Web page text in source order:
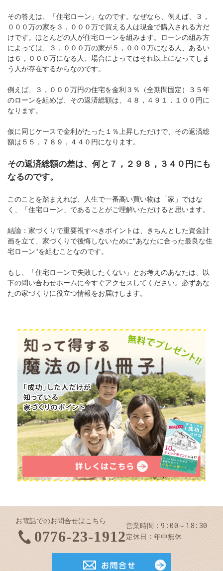
その答えは、「住宅ローン」なのです。なぜなら、例えば、３，
０００万の家を３，０００万で買える人は現金で購入される方だ
けです。ほとんどの人が住宅ローンを組みます。ローンの組み方
によっては、３，０００万の家が５，０００万になる人、あるい
は６，０００万になる人、場合によってはそれ以上になってしま
う人が存在するからなのです。
例えば、３，０００万円の住宅を金利３％（全期間固定）３５年
のローンを組めば、その返済総額は、４８，４９１，１００円に
なります。
仮に同じケースで金利がたった１％上昇しただけで、その返済総
額は５５，７８９，４４０円になります。
その返済総額の差は、何と７，２９８，３４０円にも
なるのです。
このことを踏まえれば、人生で一番高い買い物は「家」ではな
く、「住宅ローン」であることがご理解いただけると思います。
結論：家づくりで重要視すべきポイントは、きちんとした資金計
画を立て、家づくりで後悔しないために"あなたに合った最良な住
宅ローン"を組むことなのです。
もし、「住宅ローンで失敗したくない」とお考えのあなたは、以
下の問い合わせホームに今すぐアクセスしてください。必ずあな
たの家づくりに役立つ情報をお届けします。
お電話でのお問合せはこちら
0776-23-1912
営業時間 9:00～18:30
定休日 年中無休